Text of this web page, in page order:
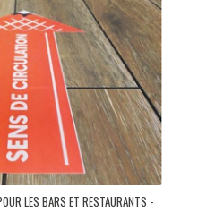
LES BARS ET RESTAURANTS -